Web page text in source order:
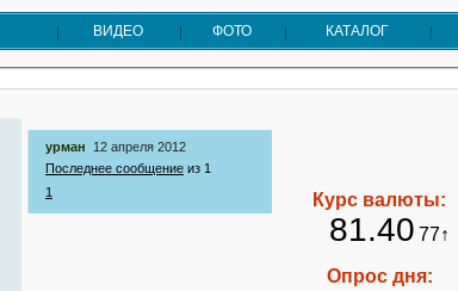
ВИДЕО ФОТО КАТАЛОГ
урман 12 апреля 2012
Последнее сообщениеиз 1
1
Курс валюты:
81.40 77↑
Опрос дня: